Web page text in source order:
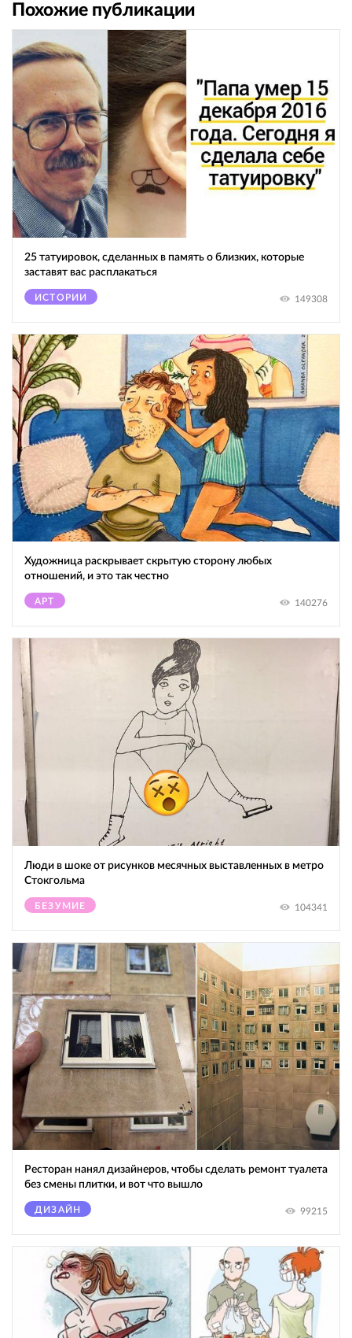
Похожие публикации
25 татуировок, сделанных в память о близких, которые
заставят вас расплакаться
ИСТОРИИ 149308
Художница раскрывает скрытую сторону любых
отношений, и это так честно
АРТ 140276
Люди в шоке от рисунков месячных выставленных в метро
Стокгольма
БЕЗУМИЕ 104341
Ресторан нанял дизайнеров, чтобы сделать ремонт туалета
без смены плитки, и вот что вышло
ДИЗАЙН 99215